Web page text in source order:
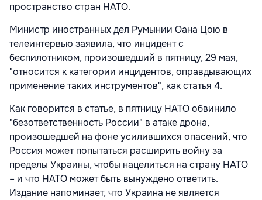
пространство стран НАТО.
Министр иностранных дел Румынии Оана Цою в
телеинтервью заявила, что инцидент с
беспилотником, произошедший в пятницу, 29 мая,
"относится к категории инцидентов, оправдывающих
применение таких инструментов", как статья 4.
Как говорится в статье, в пятницу НАТО обвинило
"безответственность России" в атаке дрона,
произошедшей на фоне усилившихся опасений, что
Россия может попытаться расширить войну за
пределы Украины, чтобы нацелиться на страну НАТО
– и что НАТО может быть вынуждено ответить.
Издание напоминает, что Украина не является